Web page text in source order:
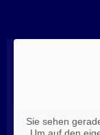
Sie sehen